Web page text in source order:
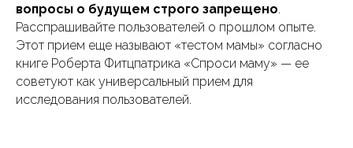
вопросы о будущем строго запрещено.
Расспрашивайте пользователей о прошлом опыте.
Этот прием еще называют «тестом мамы» согласно
книге Роберта Фитцпатрика «Спроси маму» — ее
советуют как универсальный прием для
исследования пользователей.